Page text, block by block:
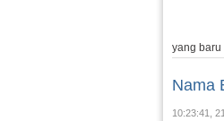
yang baru
Nama
10:23:41,